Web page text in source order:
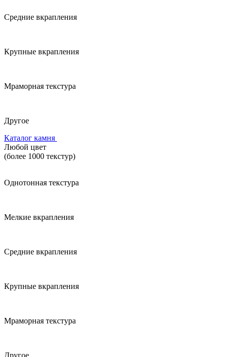
Средние вкрапления
Крупные вкрапления
Мраморная текстура
Другое
Каталог камня
Любой цвет
(более 1000 текстур)
Однотонная текстура
Мелкие вкрапления
Средние вкрапления
Крупные вкрапления
Мраморная текстура
Другое